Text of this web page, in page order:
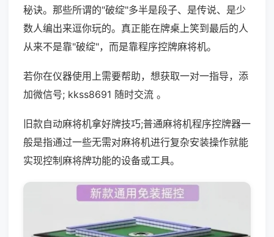
秘诀。那些所谓的"破绽"多半是段子、是传说、是少
数人编出来逗你玩的。真正能在牌桌上笑到最后的人
从来不是靠"破绽"，而是靠程序控牌麻将机。
若你在仪器使用上需要帮助，想获取一对一指导，添
加微信号; kkss8691 随时交流 。
旧款自动麻将机拿好牌技巧;普通麻将机程序控牌器一
般是指通过一些无需对麻将机进行复杂安装操作就能
实现控制麻将牌功能的设备或工具。